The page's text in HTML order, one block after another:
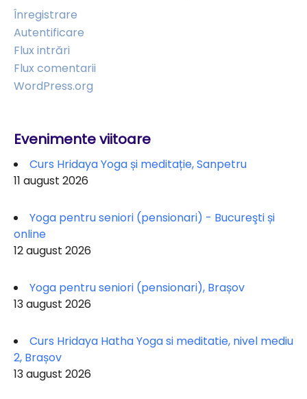
Înregistrare
Autentificare
Flux intrări
Flux comentarii
WordPress.org
Evenimente viitoare
Curs Hridaya Yoga și meditație, Sanpetru
11 august 2026
Yoga pentru seniori (pensionari) - Bucureşti și
online
12 august 2026
Yoga pentru seniori (pensionari), Brașov
13 august 2026
Curs Hridaya Hatha Yoga si meditatie, nivel mediu
2, Brașov
13 august 2026